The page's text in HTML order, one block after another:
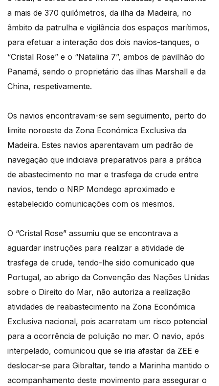
a mais de 370 quilómetros, da ilha da Madeira, no
âmbito da patrulha e vigilância dos espaços marítimos,
para efetuar a interação dos dois navios-tanques, o
“Cristal Rose” e o “Natalina 7”, ambos de pavilhão do
Panamá, sendo o proprietário das ilhas Marshall e da
China, respetivamente.
Os navios encontravam-se sem seguimento, perto do
limite noroeste da Zona Económica Exclusiva da
Madeira. Estes navios aparentavam um padrão de
navegação que indiciava preparativos para a prática
de abastecimento no mar e trasfega de crude entre
navios, tendo o NRP Mondego aproximado e
estabelecido comunicações com os mesmos.
O “Cristal Rose” assumiu que se encontrava a
aguardar instruções para realizar a atividade de
trasfega de crude, tendo-lhe sido comunicado que
Portugal, ao abrigo da Convenção das Nações Unidas
sobre o Direito do Mar, não autoriza a realização
atividades de reabastecimento na Zona Económica
Exclusiva nacional, pois acarretam um risco potencial
para a ocorrência de poluição no mar. O navio, após
interpelado, comunicou que se iria afastar da ZEE e
deslocar-se para Gibraltar, tendo a Marinha mantido o
acompanhamento deste movimento para assegurar o